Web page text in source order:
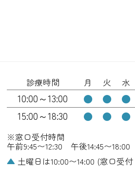
※窓口受付時間
午前9:45〜12:30 午後14:45〜18:00
▲ 土曜日は10:00〜14:00 (窓口受付
診療時間 月 火 水
10:00～13:00 ● ● ●
15:00～18:30
● ● ●